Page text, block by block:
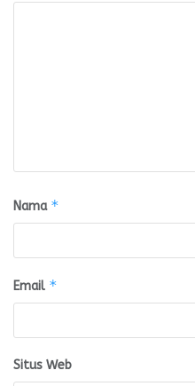
Nama *
Email *
Situs Web